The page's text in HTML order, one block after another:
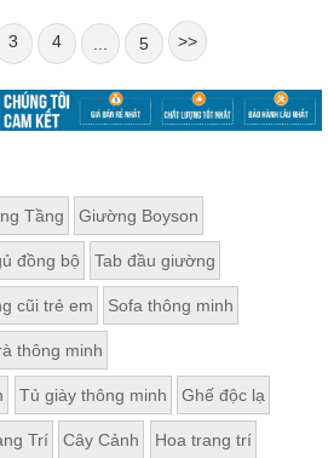
3 4 ... 5 >>
Tầng Giường Boyson
đồng bộ Tab đầu giường
cũi trẻ em Sofa thông minh
thông minh
Tủ giày thông minh Ghế độc lạ
Trí Cây Cảnh Hoa trang trí